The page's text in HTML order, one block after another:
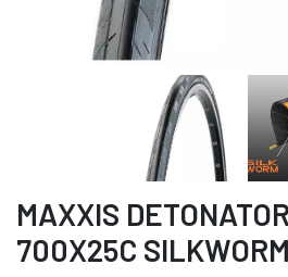
MAXXIS
700X25C SILKWORM